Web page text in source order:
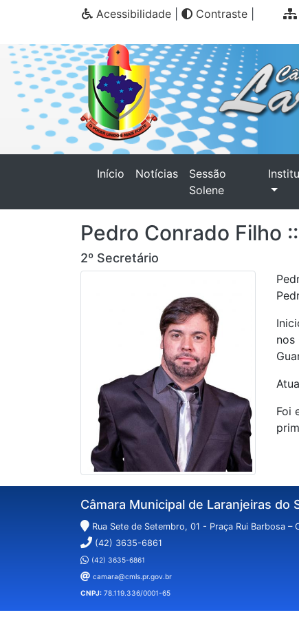
Acessibilidade Contraste
Início (current)
Notícias
Sessão
Solene
Pedro Conrado Filho
2º Secretário
nos
Foi
Câmara Municipal de Laranjeiras do
Rua Sete de Setembro, 01 - Praça Rui Barbosa
(42) 3635-6861
(42) 3635-6861
camara@cmls.pr.gov.br
CNPJ: 78.119.336/0001-65